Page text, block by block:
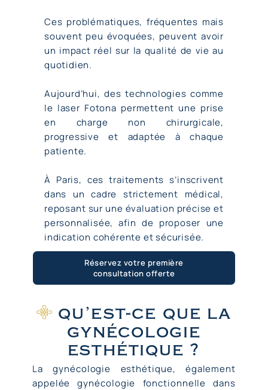
Ces problématiques, fréquentes mais
souvent peu évoquées, peuvent avoir
un impact réel sur la qualité de vie au
quotidien.
Aujourd’hui, des technologies comme
le laser Fotona permettent une prise
en charge non chirurgicale,
progressive et adaptée à chaque
patiente.
À Paris, ces traitements s’inscrivent
dans un cadre strictement médical,
reposant sur une évaluation précise et
personnalisée, afin de proposer une
indication cohérente et sécurisée.
Réservez votre première
consultation offerte
qu’est-ce que la
gynécologie
esthétique ?
La gynécologie esthétique, également
appelée gynécologie fonctionnelle dans